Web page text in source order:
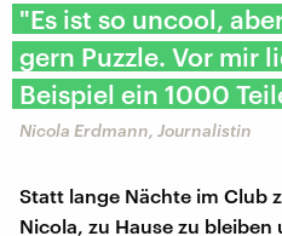
"Es ist so uncool,
gern Puzzle. Vor mir
Beispiel ein 1000
Nicola Erdmann, Journalistin
Statt lange Nächte im Club
Nicola, zu Hause zu